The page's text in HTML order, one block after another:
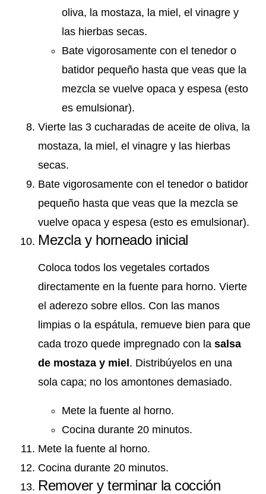
oliva, la mostaza, la miel, el vinagre y
las hierbas secas.
Bate vigorosamente con el tenedor o
batidor pequeño hasta que veas que la
mezcla se vuelve opaca y espesa (esto
es emulsionar).
Vierte las 3 cucharadas de aceite de oliva, la
mostaza, la miel, el vinagre y las hierbas
secas.
Bate vigorosamente con el tenedor o batidor
pequeño hasta que veas que la mezcla se
vuelve opaca y espesa (esto es emulsionar).
Mezcla y horneado inicial
Coloca todos los vegetales cortados
directamente en la fuente para horno. Vierte
el aderezo sobre ellos. Con las manos
limpias o la espátula, remueve bien para que
cada trozo quede impregnado con la salsa
de mostaza y miel. Distribúyelos en una
sola capa; no los amontones demasiado.
Mete la fuente al horno.
Cocina durante 20 minutos.
Mete la fuente al horno.
Cocina durante 20 minutos.
Remover y terminar la cocción